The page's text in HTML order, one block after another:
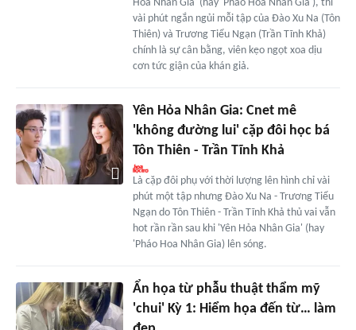
Hỏa Nhân Gia' (hay 'Pháo Hoa Nhân Gia'), thì
vài phút ngắn ngủi mỗi tập của Đào Xu Na (Tôn
Thiên) và Trương Tiểu Ngạn (Trần Tĩnh Khả)
chính là sự cân bằng, viên kẹo ngọt xoa dịu
cơn tức giận của khán giả.
Yên Hỏa Nhân Gia: Cnet mê
'không đường lui' cặp đôi học bá
Tôn Thiên - Trần Tĩnh Khả
Là cặp đôi phụ với thời lượng lên hình chỉ vài
phút một tập nhưng Đào Xu Na - Trương Tiểu
Ngạn do Tôn Thiên - Trần Tĩnh Khả thủ vai vẫn
hot rần rần sau khi 'Yên Hỏa Nhân Gia' (hay
'Pháo Hoa Nhân Gia) lên sóng.
Ẩn họa từ phẫu thuật thẩm mỹ
'chui' Kỳ 1: Hiểm họa đến từ… làm